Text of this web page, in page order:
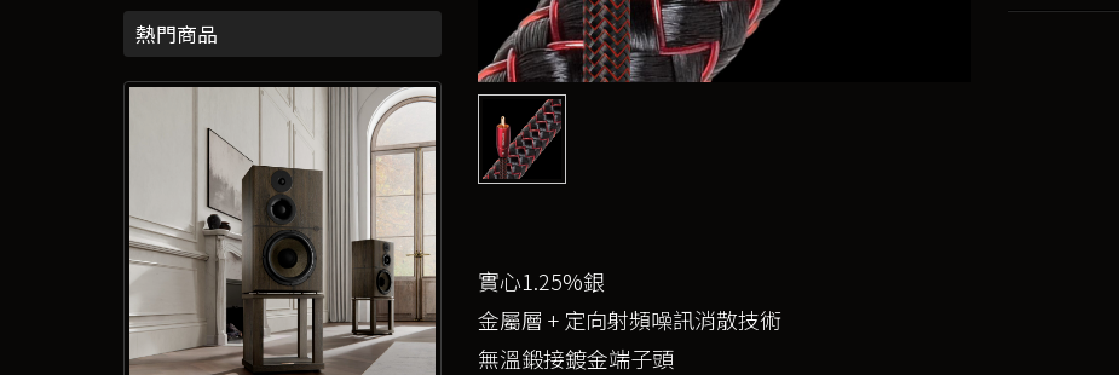
熱門商品
實心1.25%銀
金屬層 + 定向射頻噪訊消散技術
無溫鍛接鍍金端子頭